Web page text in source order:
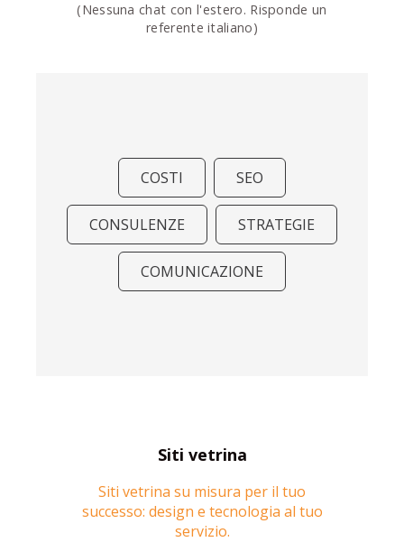
(Nessuna chat con l'estero. Risponde un
referente italiano)
COSTI SEO
CONSULENZE STRATEGIE
COMUNICAZIONE
Siti vetrina
Siti vetrina su misura per il tuo
successo: design e tecnologia al tuo
servizio.